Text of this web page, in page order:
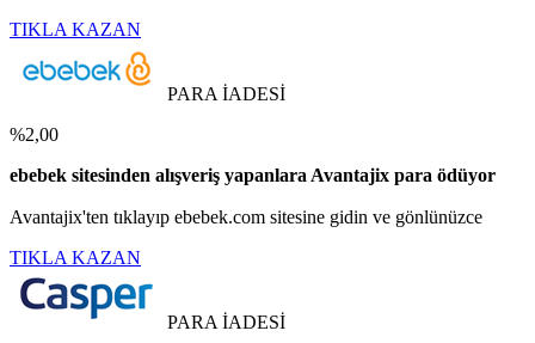
TIKLA KAZAN
PARA İADESİ
%2,00
ebebek sitesinden alışveriş yapanlara Avantajix para ödüyor
Avantajix'ten tıklayıp ebebek.com sitesine gidin ve gönlünüzce
TIKLA KAZAN
PARA İADESİ